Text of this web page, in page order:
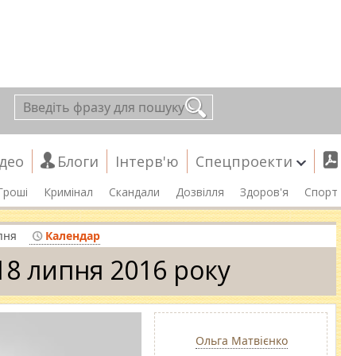
Блоги Інтерв'ю Спецпроекти
Кримінал Скандали Дозвілля Здоров'я Спорт
Календар
липня 2016 року
Ольга Матвієнко